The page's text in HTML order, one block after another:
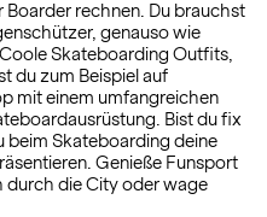
Boarder rechnen. Du brauchst
genauso wie
Skateboarding Outfits,
du zum Beispiel auf
mit einem umfangreichen
Bist du fix
beim Skateboarding deine
Genieße Funsport
durch die City oder wage